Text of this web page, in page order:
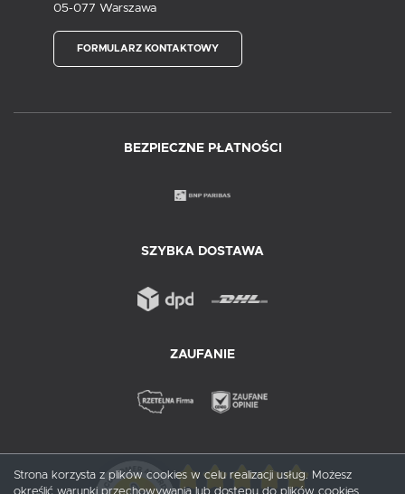
05-077 Warszawa
FORMULARZ KONTAKTOWY
BEZPIECZNE PŁATNOŚCI
SZYBKA DOSTAWA
ZAUFANIE
Strona korzysta z plików cookies w celu realizacji usług. Możesz
określić warunki przechowywania lub dostępu do plików cookies